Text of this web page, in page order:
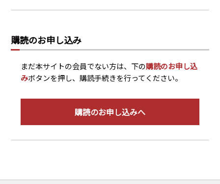
採用情報
購読のお申し込み
まだ本サイトの会員でない方は、下の購読のお申し込
みボタンを押し、購読手続きを行ってください。
購読のお申し込みへ